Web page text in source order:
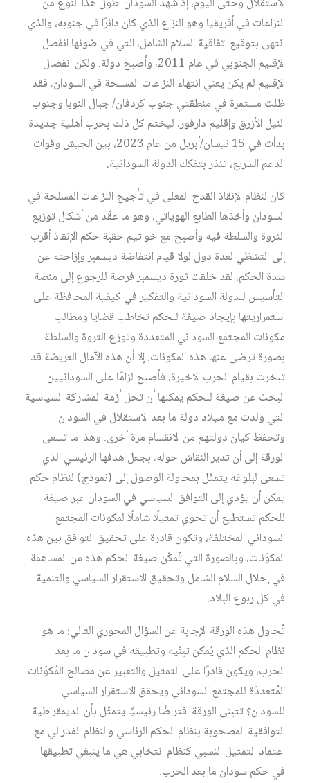
النزاعات في أفريقيا وهو النزاع الذي كان دائرًا في جنوبه، والذي
انتهى بتوقيع اتفاقية السلام الشامل، التي في ضوئها انفصل
الإقليم الجنوبي في عام 2011، وأصبح دولة. ولكن انفصال
الإقليم لم يكن يعني انتهاء النزاعات المسلحة في السودان، فقد
ظلت مستمرة في منطقتي جنوب كردفان/ جبال النوبا وجنوب
النيل الأزرق وإقليم دارفور، ليختم كل ذلك بحرب أهلية جديدة
بدأت في 15 نيسان/أبريل من عام 2023، بين الجيش وقوات
الدعم السريع، تنذر بتفكك الدولة السودانية.
كان لنظام الإنقاذ القدح المعلى في تأجيج النزاعات المسلحة في
السودان وأخذها الطابع الهوياتي، وهو ما عقّد من أشكال توزيع
الثروة والسلطة فيه وأصبح مع خواتيم حقبة حكم الإنقاذ أقرب
إلى التشظي لعدة دول لولا قيام انتفاضة ديسمبر وإزاحته عن
سدة الحكم. لقد خلقت ثورة ديسمبر فرصة للرجوع إلى منصة
التأسيس للدولة السودانية والتفكير في كيفية المحافظة على
استمراريتها بإيجاد صيغة للحكم تخاطب قضايا ومطالب
مكونات المجتمع السوداني المتعددة وتوزع الثروة والسلطة
بصورة ترضى عنها هذه المكونات. إلا أن هذه الآمال العريضة قد
تبخرت بقيام الحرب الاخيرة، فأصبح لزامًا على السودانيين
البحث عن صيغة للحكم يمكنها أن تحل أزمة المشاركة السياسية
التي ولدت مع ميلاد دولة ما بعد الاستقلال في السودان
وتحفظ كيان دولتهم من الانقسام مرة أخرى. وهذا ما تسعى
الورقة إلى أن تدير النقاش حوله، بجعل هدفها الرئيسي الذي
تسعى لبلوغه يتمثّل بمحاولة الوصول إلى (نموذج) لنظام حكم
يمكن أن يؤدي إلى التوافق السياسي في السودان عبر صيغة
للحكم تستطيع أن تحوي تمثيلًا شاملًا لمكونات المجتمع
السوداني المختلفة، وتكون قادرة على تحقيق التوافق بين هذه
المكوّنات، وبالصورة التي تُمكّن صيغة الحكم هذه من المساهمة
في إحلال السلام الشامل وتحقيق الاستقرار السياسي والتنمية
في كل ربوع البلاد.
تُحاول هذه الورقة الإجابة عن السؤال المحوري التالي: ما هو
نظام الحكم الذي يُمكن تبنّيه وتطبيقه في سودان ما بعد
الحرب، ويكون قادرًا على التمثيل والتعبير عن مصالح المُكوّنات
المُتعددّة للمجتمع السوداني ويحقق الاستقرار السياسي
للسودان؟ تتبنى الورقة افتراضًا رئيسيًا يتمثّل بأن الديمقراطية
التوافقية المصحوبة بنظام الحكم الرئاسي والنظام الفدرالي مع
اعتماد التمثيل النسبي كنظام انتخابي هي ما ينبغي تطبيقها
في حكم سودان ما بعد الحرب.